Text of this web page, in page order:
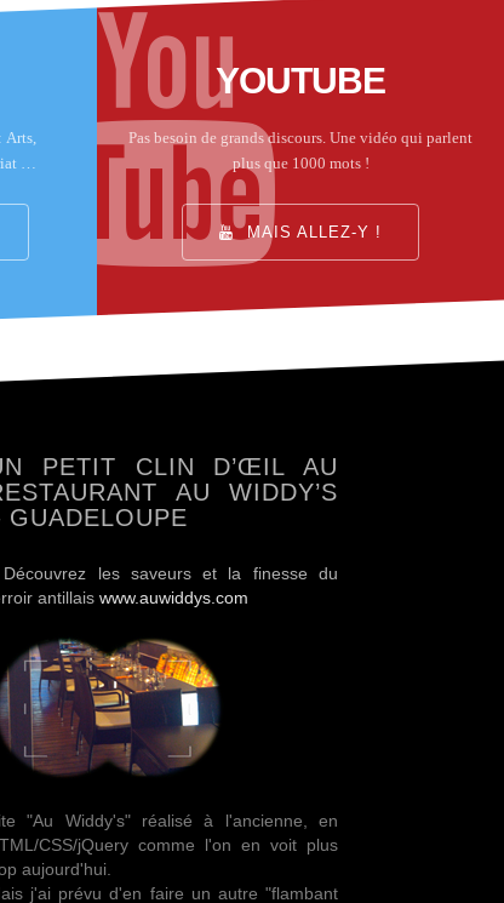
Arts,
…
YOUTUBE
Pas besoin de grands discours. Une vidéo qui parlent
plus que 1000 mots !
MAIS ALLEZ-Y !
PETIT CLIN D’ŒIL AU
AU WIDDY’S
GUADELOUPE
les saveurs et la finesse du
antillais www.auwiddys.com
"Au Widdy's" réalisé à l'ancienne, en
CSS/jQuery comme l'on en voit plus
aujourd'hui.
j'ai prévu d'en faire un autre "flambant